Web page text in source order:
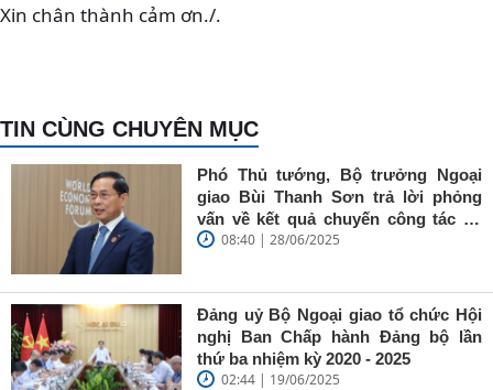
Xin chân thành cảm ơn./.
TIN CÙNG CHUYÊN MỤC
Phó Thủ tướng, Bộ trưởng Ngoại
giao Bùi Thanh Sơn trả lời phỏng
vấn về kết quả chuyến công tác tại
Trung Quốc của Thủ tướng Chính
08:40 | 28/06/2025
Đảng uỷ Bộ Ngoại giao tổ chức Hội
nghị Ban Chấp hành Đảng bộ lần
thứ ba nhiệm kỳ 2020 - 2025
02:44 | 19/06/2025